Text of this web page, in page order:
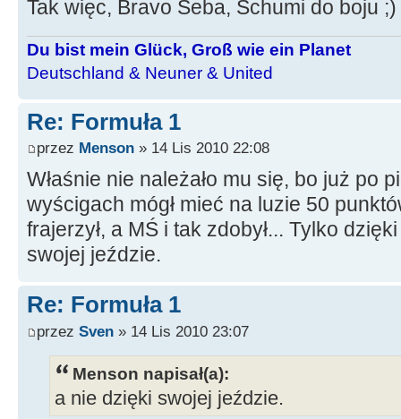
Tak więc, Bravo Seba, Schumi do boju
Du bist mein Glück, Groß wie ein Planet
Deutschland & Neuner & United
Re: Formuła 1
przez Menson » 14 Lis 2010 22:08
Właśnie nie należało mu się, bo już po
wyścigach mógł mieć na luzie 50
frajerzył, a MŚ i tak zdobył... Tylko
swojej jeździe.
Re: Formuła 1
przez Sven » 14 Lis 2010 23:07
Menson napisał(a):
a nie dzięki swojej jeździe.